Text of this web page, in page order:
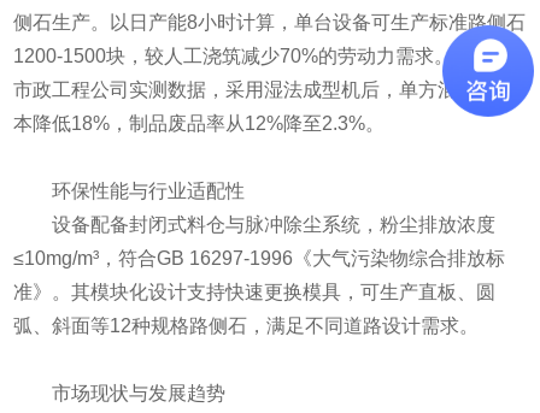
侧石生产。以日产能8小时计算，单台设备可生产标准路侧石
1200-1500块，较人工浇筑减少70%的劳动力需求。根据某
市政工程公司实测数据，采用湿法成型机后，单方混凝土成
本降低18%，制品废品率从12%降至2.3%。
环保性能与行业适配性
设备配备封闭式料仓与脉冲除尘系统，粉尘排放浓度
≤10mg/m³，符合GB 16297-1996《大气污染物综合排放标
准》。其模块化设计支持快速更换模具，可生产直板、圆
弧、斜面等12种规格路侧石，满足不同道路设计需求。
市场现状与发展趋势